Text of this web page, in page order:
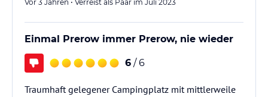
Vor 3 Jahren • Verreist als Paar im Juli 2023
Einmal Prerow immer Prerow, nie wieder
6 / 6
Traumhaft gelegener Campingplatz mit mittlerweile